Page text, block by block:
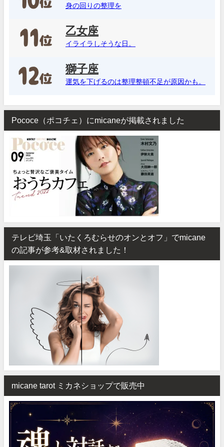
身の回りの整理を
乙女座
イライラしそうな日。
獅子座
運気を下げるのは整理整頓不足が原因かも。
Pococe（ポコチェ）にmicaneが掲載されました
テレビ埼玉「いたくろむらせのオンとオフ」でmicane
の記事が参考&取材されました！
micane tarot ミカネショップで販売中